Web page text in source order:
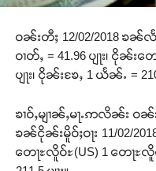
ဝၼ်းတီႈ 12/02/2018 ၶၼ်
ဝၢတ်ႇ = 41.96 ပျႃး၊ ငိုၼ်
ပျႃး၊ ငိုၼ်းၶႄႇ 1 ယႅၼ်ႉ =
ၶၢဝ်ႇမျၢၼ်ႇမႃႉဢလိၼ်း ဝၼ်
ၶၼ်ငိုၼ်းမိူဝ်ႈဝႃး 11/02/
တေႃႊလိူဝ်ႊ(US) 1 တေႃႊလိူဝ်